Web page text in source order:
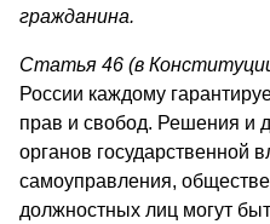
гражданина.
Статья 46 (в
России каждому
прав и свобод. Решения и
органов государственной
самоуправления,
должностных лиц могут